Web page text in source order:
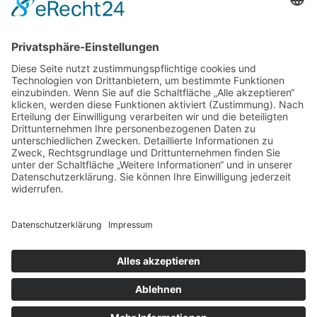
Service
Information
Unsere weiteren Shops
Alle Preise inkl. gesetzl. Mehrwertsteuer zzgl.Versandkosten
und ggf. Nachnahmegebühren, wenn nicht anders
angegeben.